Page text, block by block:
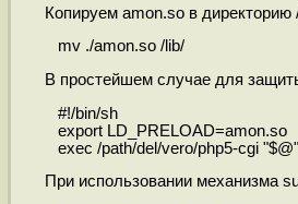
Копируем amon.so в директорию
mv ./amon.so /lib/
В простейшем случае для
#!/bin/sh
export LD_PRELOAD=amon.so
exec /path/del/vero/php5-cgi "$@"
При использовании механизма